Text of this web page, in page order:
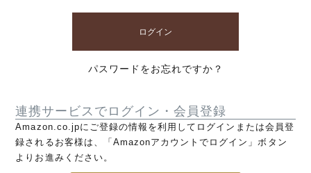
ログイン
パスワードをお忘れですか？
連携サービスでログイン・会員登録
Amazon.co.jpにご登録の情報を利用してログインまたは会員登
録されるお客様は、「Amazonアカウントでログイン」ボタン
よりお進みください。